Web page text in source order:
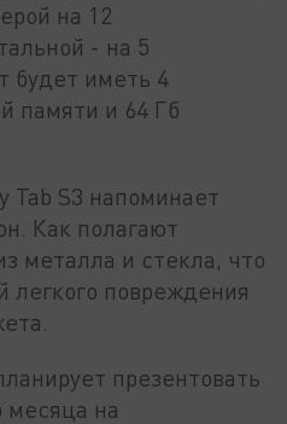
на 12
- на 5
будет иметь 4
памяти и 64 Гб
Tab S3 напоминает
Как полагают
металла и стекла, что
легкого повреждения
презентовать
месяца на